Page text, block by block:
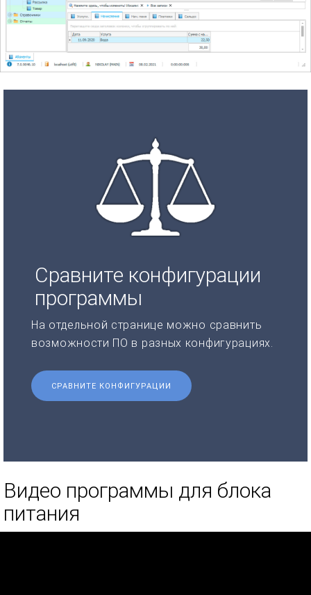
Сравните конфигурации
программы
На отдельной странице можно сравнить
возможности ПО в разных конфигурациях.
СРАВНИТЕ КОНФИГУРАЦИИ
Видео программы для блока
питания